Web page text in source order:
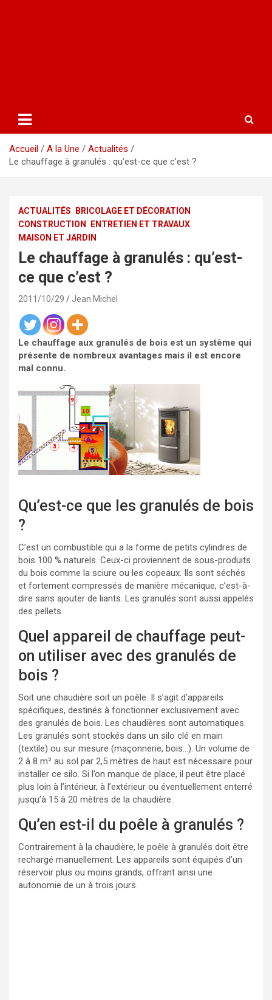
Accueil A la Une
Actualités
Le chauffage à granulés : qu’est-ce que c’est ?
ACTUALITÉS
BRICOLAGE ET DÉCORATION
CONSTRUCTION
ENTRETIEN ET TRAVAUX
MAISON ET JARDIN
Le chauffage à granulés : qu’est-
ce que c’est ?
2011/10/29 Jean Michel
Le chauffage aux granulés de bois est un système qui
présente de nombreux avantages mais il est encore
mal connu.
Qu’est-ce que les granulés de bois
?
C’est un combustible qui a la forme de petits cylindres de
bois 100 % naturels. Ceux-ci proviennent de sous-produits
du bois comme la sciure ou les copeaux. Ils sont séchés
et fortement compressés de manière mécanique, c’est-à-
dire sans ajouter de liants. Les granulés sont aussi appelés
des pellets.
Quel appareil de chauffage peut-
on utiliser avec des granulés de
bois ?
Soit une chaudière soit un poêle. Il s’agit d’appareils
spécifiques, destinés à fonctionner exclusivement avec
des granulés de bois. Les chaudières sont automatiques.
Les granulés sont stockés dans un silo clé en main
(textile) ou sur mesure (maçonnerie, bois…). Un volume de
2 à 8 m² au sol par 2,5 mètres de haut est nécessaire pour
installer ce silo. Si l’on manque de place, il peut être placé
plus loin à l’intérieur, à l’extérieur ou éventuellement enterré
jusqu’à 15 à 20 mètres de la chaudière.
Qu’en est-il du poêle à granulés ?
Contrairement à la chaudière, le poêle à granulés doit être
rechargé manuellement. Les appareils sont équipés d’un
réservoir plus ou moins grands, offrant ainsi une
autonomie de un à trois jours.